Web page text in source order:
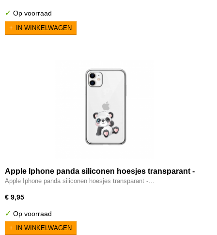
✓ Op voorraad
IN WINKELWAGEN
Apple Iphone panda siliconen hoesjes transparant -
Pandabeertje knipoog
Apple Iphone panda siliconen hoesjes transparant -…
€ 9,95
✓ Op voorraad
IN WINKELWAGEN